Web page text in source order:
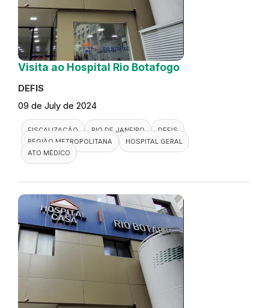
Visita ao Hospital Rio Botafogo
DEFIS
09 de July de 2024
FISCALIZAÇÃO RIO DE JANEIRO
DEFIS
REGIÃO METROPOLITANA
HOSPITAL GERAL
ATO MÉDICO